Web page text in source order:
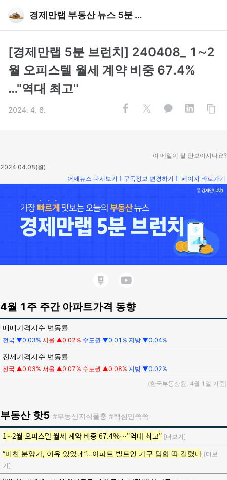
경제만랩 부동산 뉴스 5분 브런치
[경제만랩 5분 브런치] 240408_ 1∼2
월 오피스텔 월세 계약 비중 67.4%
…"역대 최고"
2024. 4. 8.
이 메일이 잘 안보이시나요?
2024.04.08(월)
어제뉴스 다시보기 ㅣ 구독정보 변경하기 ㅣ 페이지 바로가기
4월 1주 주간 아파트가격 동향
매매가격지수 변동률
전국 ▼0.03% 서울 ▲0.02% 수도권 ▼0.01% 지방 ▼0.04%
전세가격지수 변동률
전국 ▲0.03% 서울 ▲0.07% 수도권 ▲0.08% 지방 ▼0.02%
(한국부동산원, 4월 1일 기준)
부동산 핫5 #부동산지식풀충 #핵심만쏙쏙
1∼2월 오피스텔 월세 계약 비중 67.4%…"역대 최고" [더보기]
“미친 분양가, 이유 있었네”…아파트 빌트인 가구 담합 딱 걸렸다 [더보
기]